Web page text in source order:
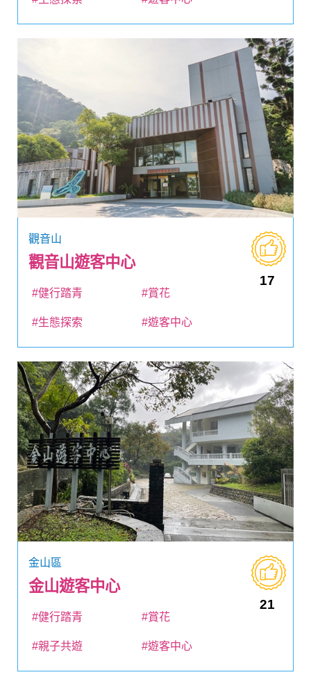
觀音山
觀音山遊客中心
17
#健行踏青 #賞花
#生態探索 #遊客中心
金山區
金山遊客中心
21
#健行踏青 #賞花
#親子共遊 #遊客中心